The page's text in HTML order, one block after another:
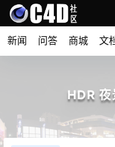
新闻 问答 商城 文
HDR